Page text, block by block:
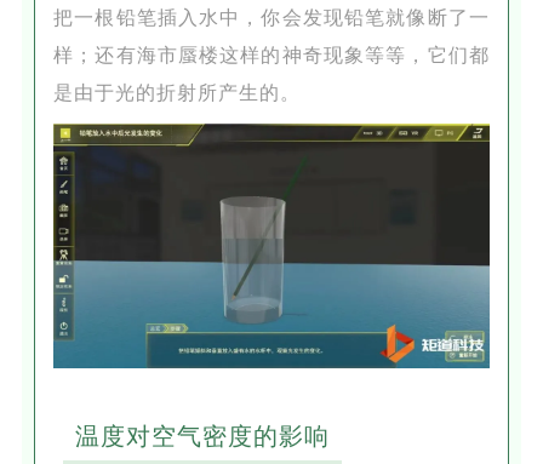
把一根铅笔插入水中，你会发现铅笔就像断了一
样；还有海市蜃楼这样的神奇现象等等，它们都
是由于光的折射所产生的。
温度对空气密度的影响